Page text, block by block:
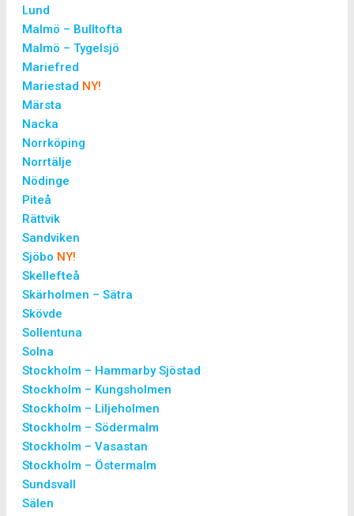
Lund
Malmö – Bulltofta
Malmö – Tygelsjö
Mariefred
Mariestad NY!
Märsta
Nacka
Norrköping
Norrtälje
Nödinge
Piteå
Rättvik
Sandviken
Sjöbo NY!
Skellefteå
Skärholmen – Sätra
Skövde
Sollentuna
Solna
Stockholm – Hammarby Sjöstad
Stockholm – Kungsholmen
Stockholm – Liljeholmen
Stockholm – Södermalm
Stockholm – Vasastan
Stockholm – Östermalm
Sundsvall
Sälen